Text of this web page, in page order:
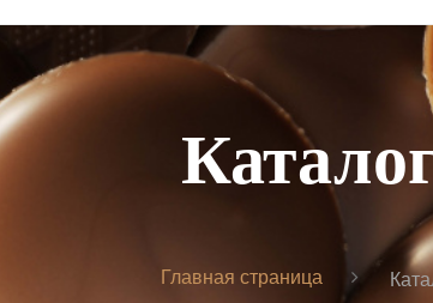
Главная страница